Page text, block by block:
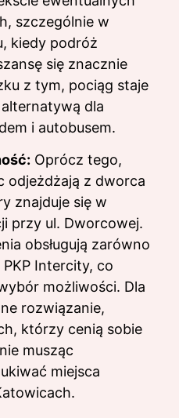
szczególnie w
kiedy podróż
się znacznie
z tym, pociąg staje
dla
i autobusem.
Oprócz tego,
odjeżdżają z dworca
znajduje się w
przy ul. Dworcowej.
obsługują zarówno
PKP Intercity, co
możliwości. Dla
rozwiązanie,
którzy cenią sobie
musząc
miejsca